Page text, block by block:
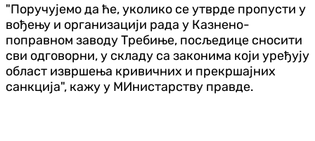
"Поручујемо да ће, уколико се утврде пропусти у
вођењу и организацији рада у Казнено-
поправном заводу Требиње, посљедице сносити
сви одговорни, у складу са законима који уређују
област извршења кривичних и прекршајних
санкција", кажу у МИнистарству правде.